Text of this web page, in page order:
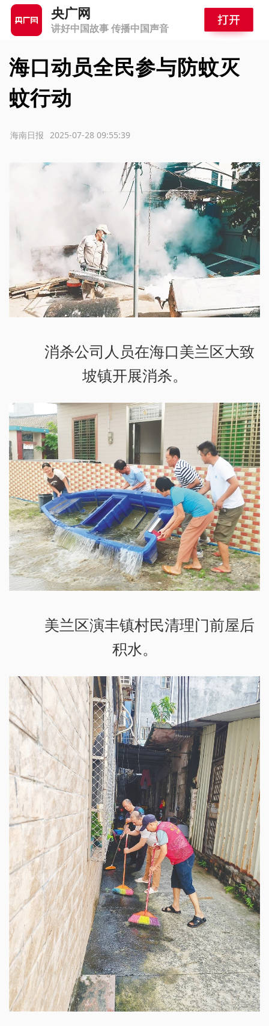
央广网
讲好中国故事 传播中国声音
海口动员全民参与防蚊灭
蚊行动
2025-07-28 09:55:39
海南日报
消杀公司人员在海口美兰区大致
坡镇开展消杀。
美兰区演丰镇村民清理门前屋后
积水。